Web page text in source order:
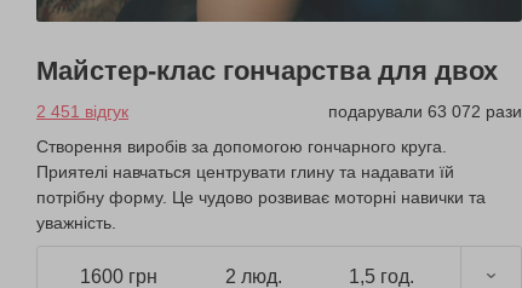
Майстер-клас гончарства для двох
2 451 відгук
подарували 63 072 рази
Створення виробів за допомогою гончарного круга.
Приятелі навчаться центрувати глину та надавати їй
потрібну форму. Це чудово розвиває моторні навички та
уважність.
1600 грн 2 люд. 1,5 год.